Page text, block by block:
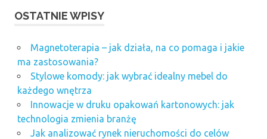
OSTATNIE WPISY
Magnetoterapia – jak działa, na co pomaga i jakie
ma zastosowania?
Stylowe komody: jak wybrać idealny mebel do
każdego wnętrza
Innowacje w druku opakowań kartonowych: jak
technologia zmienia branżę
Jak analizować rynek nieruchomości do celów